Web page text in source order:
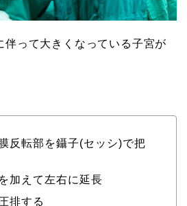
伴って大きくなっている子宮が
反転部を鑷子(セッシ)で把
加えて左右に延長
排する